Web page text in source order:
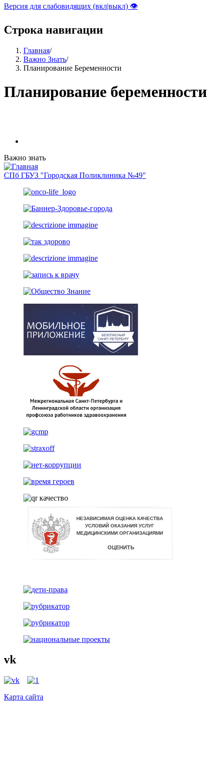
Версия для слабовидящих (вкл|выкл) 👁
Строка навигации
Главная/
Важно Знать/
Планирование Беременности
Планирование беременности
Важно знать
СПб ГБУЗ "Городская Поликлиника №49"
vk
Карта сайта